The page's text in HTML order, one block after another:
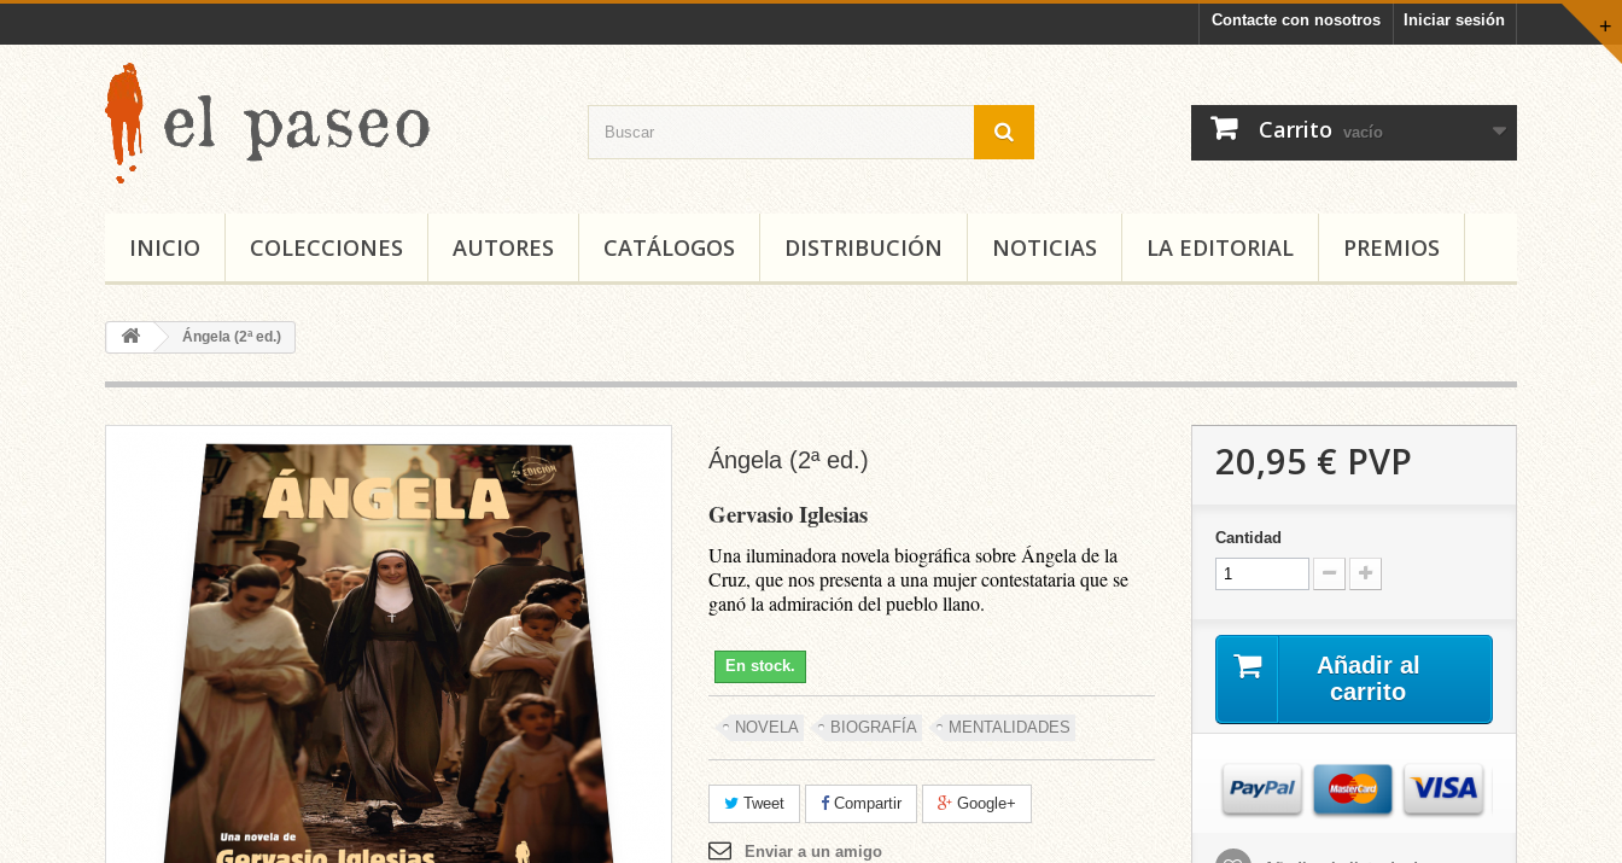
+
Iniciar sesión
Contacte con nosotros
Carrito vacío
INICIO COLECCIONES AUTORES CATÁLOGOS DISTRIBUCIÓN NOTICIAS LA EDITORIAL PREMIOS
Ángela (2ª ed.)
Ángela (2ª ed.)
Gervasio Iglesias
Una iluminadora novela biográfica sobre Ángela de la
Cruz, que nos presenta a una mujer contestataria que se
ganó la admiración del pueblo llano.
En stock.
NOVELA BIOGRAFÍA MENTALIDADES
Tweet Compartir Google+
Enviar a un amigo
20,95 € PVP
Cantidad
Añadir al
carrito